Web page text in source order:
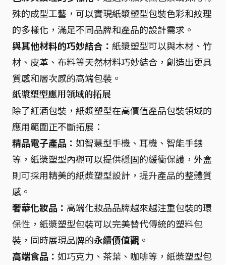
殊的成型工藝，可以實現紙漿塑型包裝色彩和紋理
的多樣化，滿足不同品牌和產品的設計需求。
與其他材料的巧妙結合： 紙漿塑型可以與木材、竹
材、皮革、布料等天然材料巧妙結合，創造出更具
質感和層次感的高端包裝。
紙漿塑型應用領域的拓展
除了紅酒包裝，紙漿塑型在高價值產品包裝領域的
應用範圍正不斷拓展：
精品電子產品： 如智慧型手機、耳機、智能手錶
等，紙漿塑型內襯可以提供穩固的緩衝保護，外盒
則可採用精美的紙漿塑型設計，提升產品的整體質
感。
奢華化妝品： 高端化妝品品牌越來越注重包裝的環
保性，紙漿塑型包裝可以完美替代傳統的塑料包
裝，同時展現品牌的永續價值觀 。
高端食品： 如巧克力、茶葉、咖啡等，紙漿塑型包